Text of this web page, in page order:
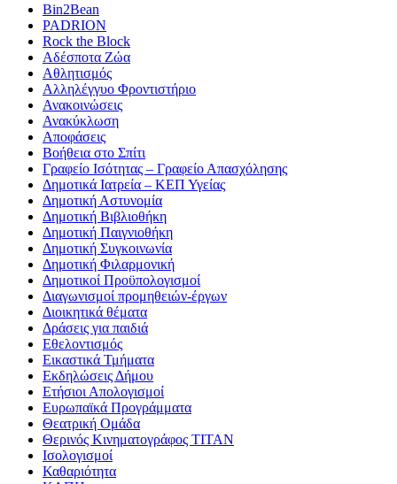
Bin2Bean
PADRION
Rock the Block
Αδέσποτα Ζώα
Αθλητισμός
Αλληλέγγυο Φροντιστήριο
Ανακοινώσεις
Ανακύκλωση
Αποφάσεις
Βοήθεια στο Σπίτι
Γραφείο Ισότητας – Γραφείο Απασχόλησης
Δημοτικά Ιατρεία – ΚΕΠ Υγείας
Δημοτική Αστυνομία
Δημοτική Βιβλιοθήκη
Δημοτική Παιγνιοθήκη
Δημοτική Συγκοινωνία
Δημοτική Φιλαρμονική
Δημοτικοί Προϋπολογισμοί
Διαγωνισμοί προμηθειών-έργων
Διοικητικά θέματα
Δράσεις για παιδιά
Εθελοντισμός
Εικαστικά Τμήματα
Εκδηλώσεις Δήμου
Ετήσιοι Απολογισμοί
Ευρωπαϊκά Προγράμματα
Θεατρική Ομάδα
Θερινός Κινηματογράφος ΤΙΤΑΝ
Ισολογισμοί
Καθαριότητα